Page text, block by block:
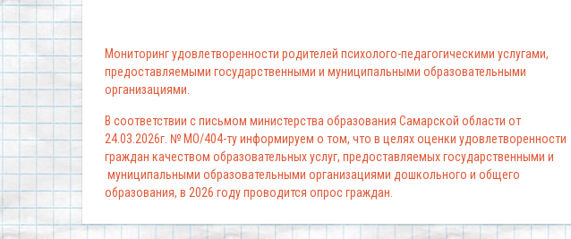
Мониторинг удовлетворенности родителей психолого-педагогическими услугами,
предоставляемыми государственными и муниципальными образовательными
организациями.
В соответствии с письмом министерства образования Самарской области от
24.03.2026г. № МО/404-ту информируем о том, что в целях оценки удовлетворенности
граждан качеством образовательных услуг, предоставляемых государственными и
муниципальными образовательными организациями дошкольного и общего
образования, в 2026 году проводится опрос граждан.